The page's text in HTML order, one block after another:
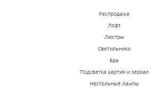
Распродажа
Лофт
Люстры
Светильники
Бра
Подсветка картин и зеркал
Настольные лампы